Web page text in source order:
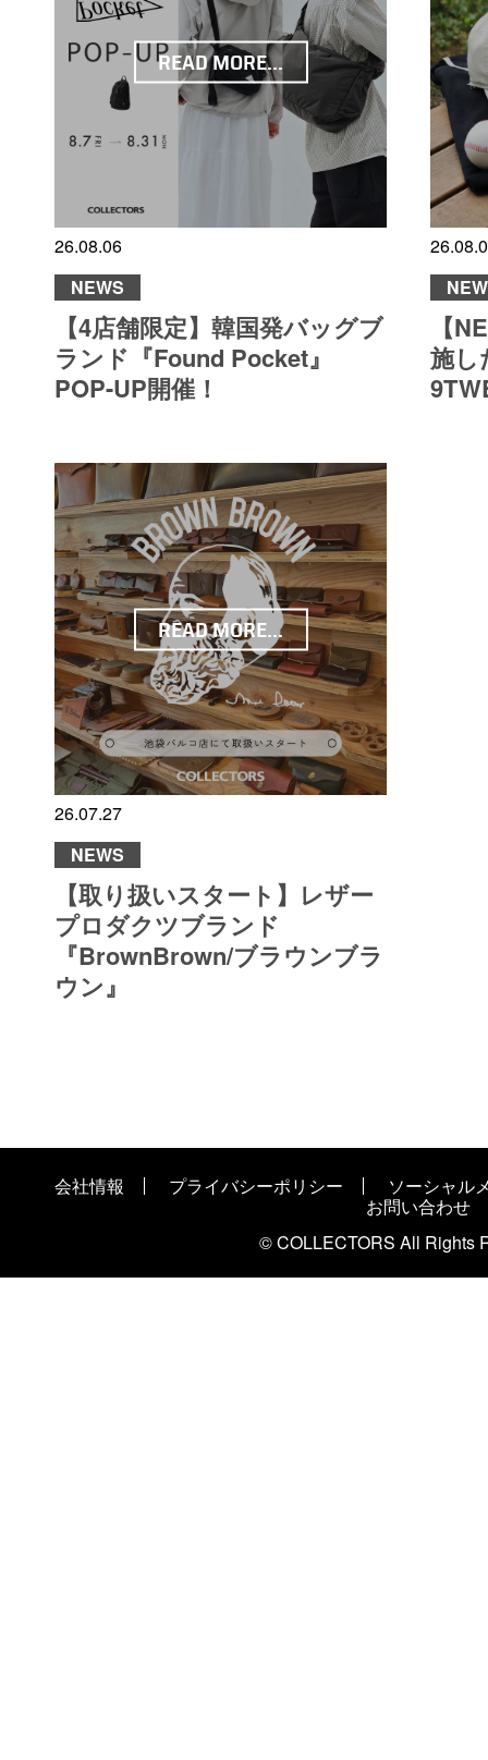
READ MORE...
26.08.06
NEWS
【4店舗限定】韓国発バッグブ
ランド『Found Pocket』
POP-UP開催！
【
施し
READ MORE...
26.07.27
NEWS
【取り扱いスタート】レザー
プロダクツブランド
『BrownBrown/ブラウンブラ
ウン』
会社情報 プライバシーポリシー
ソーシャル
お問い合わせ
© COLLECTORS All Rights